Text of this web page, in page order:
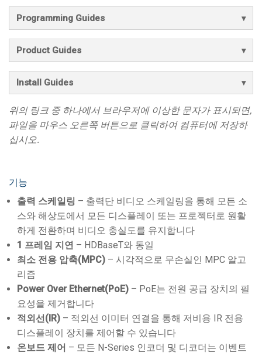
Programming Guides
Product Guides
Install Guides
위의 링크 중 하나에서 브라우저에 이상한 문자가 표시되면,
파일을 마우스 오른쪽 버튼으로 클릭하여 컴퓨터에 저장하
십시오.
기능
출력 스케일링 – 출력단 비디오 스케일링을 통해 모든 소
스와 해상도에서 모든 디스플레이 또는 프로젝터로 원활
하게 전환하며 비디오 충실도를 유지합니다
1 프레임 지연 – HDBaseT와 동일
최소 전용 압축(MPC) – 시각적으로 무손실인 MPC 알고
리즘
Power Over Ethernet(PoE) – PoE는 전원 공급 장치의 필
요성을 제거합니다
적외선(IR) – 적외선 이미터 연결을 통해 저비용 IR 전용
디스플레이 장치를 제어할 수 있습니다
온보드 제어 – 모든 N-Series 인코더 및 디코더는 이벤트